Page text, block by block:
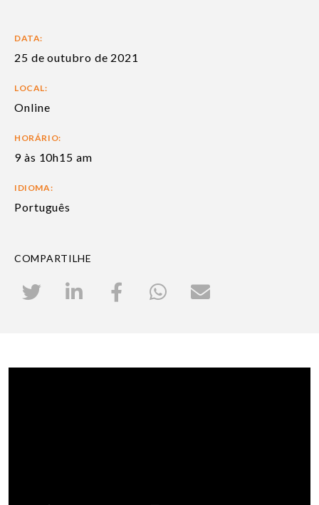
DATA:
25 de outubro de 2021
LOCAL:
Online
HORÁRIO:
9 às 10h15 am
IDIOMA:
Português
COMPARTILHE